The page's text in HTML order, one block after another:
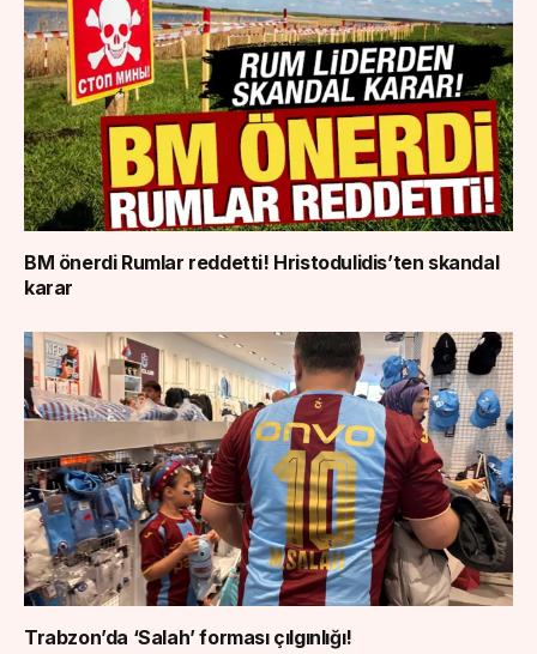
BM önerdi Rumlar reddetti! Hristodulidis’ten skandal
karar
Trabzon’da ‘Salah’ forması çılgınlığı!